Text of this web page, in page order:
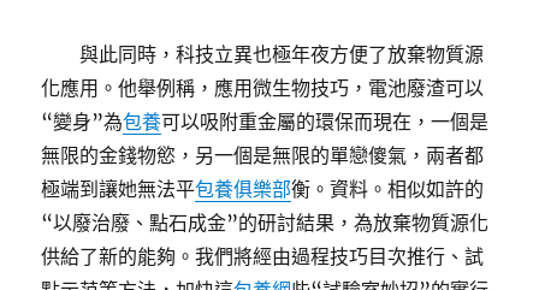
與此同時，科技立異也極年夜方便了放棄物質源
化應用。他舉例稱，應用微生物技巧，電池廢渣可以
“變身”為包養可以吸附重金屬的環保而現在，一個是
無限的金錢物慾，另一個是無限的單戀傻氣，兩者都
極端到讓她無法平包養俱樂部衡。資料。相似如許的
“以廢治廢、點石成金”的研討結果，為放棄物質源化
供給了新的能夠。我們將經由過程技巧目次推行、試